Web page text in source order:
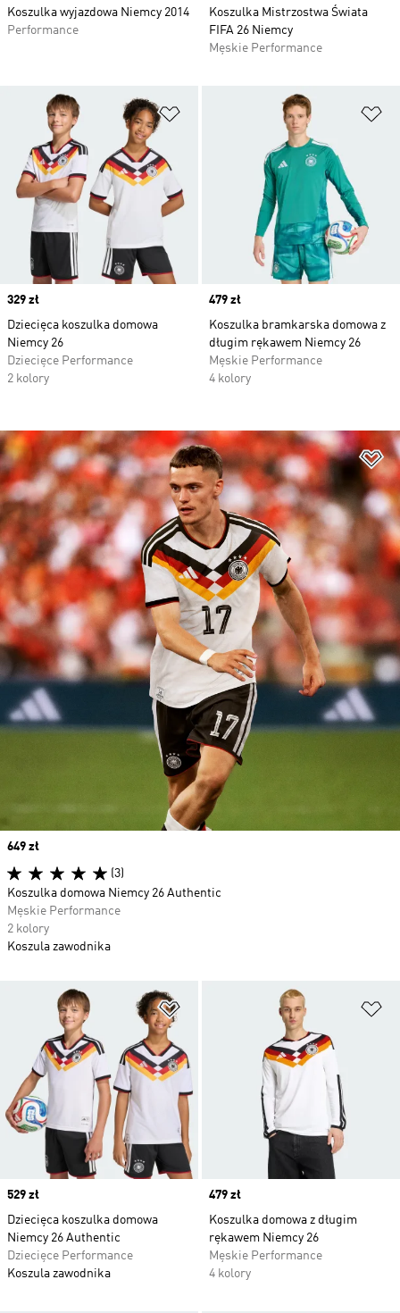
Koszulka wyjazdowa Niemcy 2014
Performance
Koszulka Mistrzostwa Świata
FIFA 26 Niemcy
Męskie Performance
Dodaj do listy życzeń
Price
329 zł
Dziecięca koszulka domowa
Niemcy 26
Dziecięce Performance
2 kolory
Price
479 zł
Koszulka bramkarska domowa z
długim rękawem Niemcy 26
Męskie Performance
4 kolory
Dodaj do listy życzeń
Price
529 zł
Dziecięca koszulka domowa
Niemcy 26 Authentic
Dziecięce Performance
Koszula zawodnika
Price
479 zł
Koszulka domowa z długim
rękawem Niemcy 26
Męskie Performance
4 kolory
Price
649 zł
(3)
Koszulka domowa Niemcy 26 Authentic
Męskie Performance
2 kolory
Koszula zawodnika